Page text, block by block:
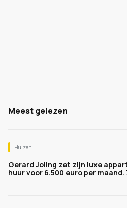
Meest gelezen
Huizen
Gerard Joling zet zijn luxe
huur voor 6.500 euro per